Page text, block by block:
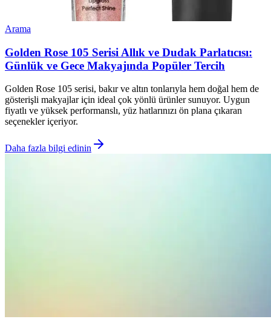
Arama
Golden Rose 105 Serisi Allık ve Dudak Parlatıcısı:
Günlük ve Gece Makyajında Popüler Tercih
Golden Rose 105 serisi, bakır ve altın tonlarıyla hem doğal hem de
gösterişli makyajlar için ideal çok yönlü ürünler sunuyor. Uygun
fiyatlı ve yüksek performanslı, yüz hatlarınızı ön plana çıkaran
seçenekler içeriyor.
Daha fazla bilgi edinin